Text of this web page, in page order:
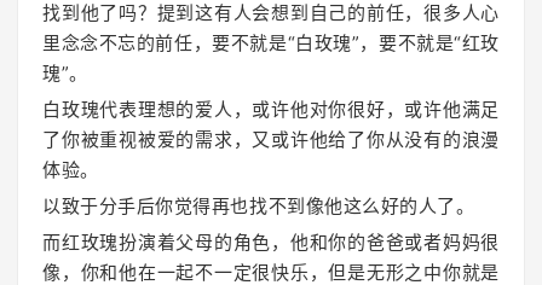
找到他了吗？提到这有人会想到自己的前任，很多人心
里念念不忘的前任，要不就是“白玫瑰”，要不就是“红玫
瑰”。
白玫瑰代表理想的爱人，或许他对你很好，或许他满足
了你被重视被爱的需求，又或许他给了你从没有的浪漫
体验。
以致于分手后你觉得再也找不到像他这么好的人了。
而红玫瑰扮演着父母的角色，他和你的爸爸或者妈妈很
像，你和他在一起不一定很快乐，但是无形之中你就是